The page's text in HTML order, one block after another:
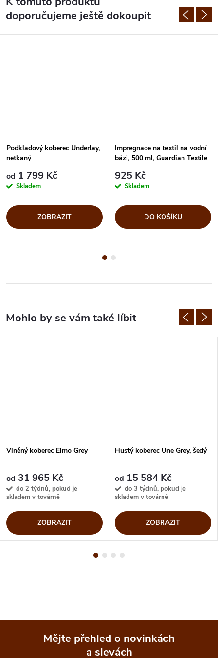
doporučujeme ještě dokoupit
Podkladový koberec Underlay,
netkaný
od 1 799 Kč
Skladem
ZOBRAZIT
Impregnace na textil na vodní
bázi, 500 ml, Guardian Textile
925 Kč
Skladem
DO KOŠÍKU
Vlněný koberec Elmo Grey
od 31 965 Kč
do 2 týdnů, pokud je
skladem v továrně
ZOBRAZIT
Hustý koberec Une Grey, šedý
od 15 584 Kč
do 3 týdnů, pokud je
skladem v továrně
ZOBRAZIT
Mějte přehled o novinkách
a slevách